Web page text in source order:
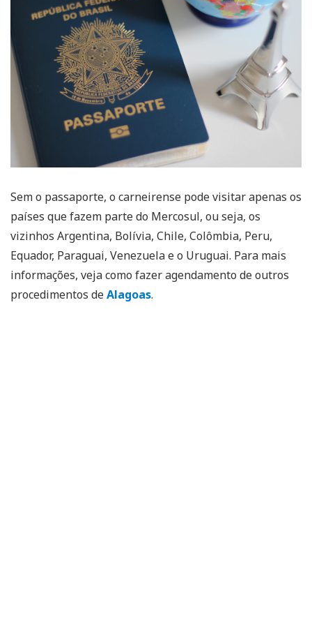
Sem o passaporte, o carneirense pode visitar apenas os
países que fazem parte do Mercosul, ou seja, os
vizinhos Argentina, Bolívia, Chile, Colômbia, Peru,
Equador, Paraguai, Venezuela e o Uruguai. Para mais
informações, veja como fazer agendamento de outros
procedimentos deAlagoas.